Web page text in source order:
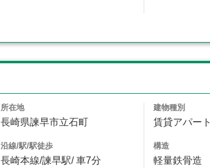
所在地
長崎県諫早市立石町
沿線/駅/駅徒歩
長崎本線/諫早駅/ 車7分
建物種別
賃貸アパート
構造
軽量鉄骨造